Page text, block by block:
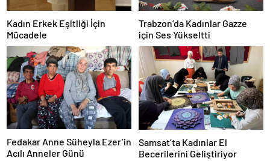
Kadın Erkek Eşitliği İçin
Mücadele
Trabzon’da Kadınlar Gazze
için Ses Yükseltti
Fedakar Anne Süheyla Ezer’in
Acılı Anneler Günü
Samsat’ta Kadınlar El
Becerilerini Geliştiriyor